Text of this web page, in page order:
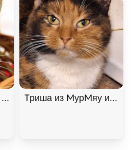
Полосатый,
Триша из МурМяу ищет